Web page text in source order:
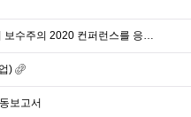
수주의 2020 컨퍼런스를 응…
)
보고서